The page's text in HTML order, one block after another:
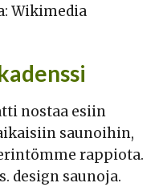
Wikimedia
nostaa esiin
saunoihin,
rappiota.
design saunoja.